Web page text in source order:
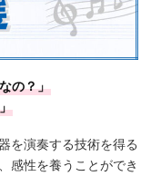
の？」
を演奏する技術を得る
感性を養うことができ